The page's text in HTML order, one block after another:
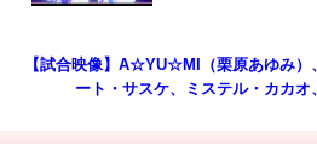
【試合映像】A☆YU☆MI（栗原あゆみ）
ート・サスケ、ミステル・カカオ